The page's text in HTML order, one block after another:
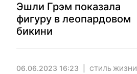
Эшли Грэм показала
фигуру в леопардовом
бикини
06.06.2023 16:23 СТИЛЬ ЖИЗНИ